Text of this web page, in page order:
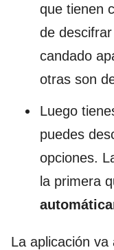
que tienen
de
candado
otras son
Luego
puedes
opciones.
la primera
La aplicación